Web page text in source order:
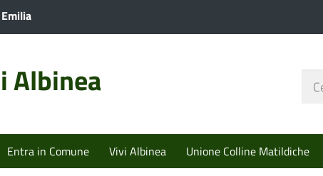
Albinea
Cerca
Entra in Comune Vivi Albinea Unione Colline Matildiche